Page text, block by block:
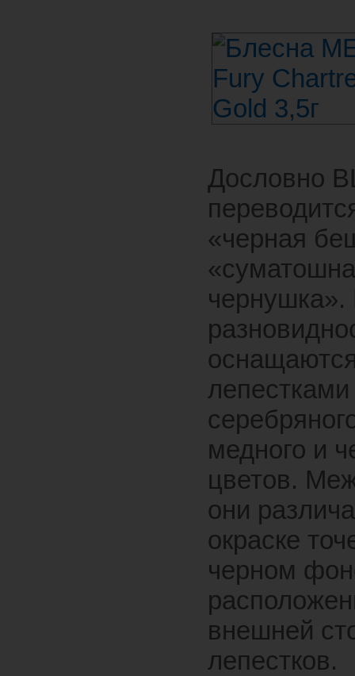
Дословно
«черная
чернушка».
лепестками
медного и
цветов.
они
окраске
черном
внешней
лепестков.